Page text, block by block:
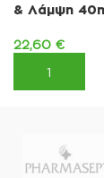
& Λάμψη
22,60 €
ΠΡΟΣΘΉΚΗ